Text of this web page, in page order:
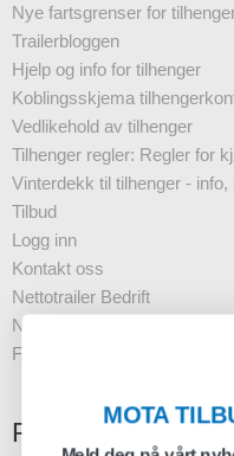
Nye fartsgrenser for
Trailerbloggen
Hjelp og info for tilhenger
Koblingsskjema
Vedlikehold av tilhenger
Tilhenger regler: Regler for
Vinterdekk til tilhenger - info,
Tilbud
Logg inn
Kontakt oss
Nettotrailer Bedrift
Nyhetsbrev - Business
FAQ
Registrering
MOTA